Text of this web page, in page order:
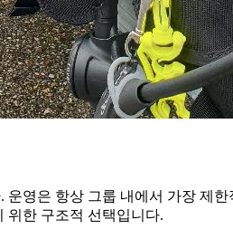
영은 항상 그룹 내에서 가장 제
위한 구조적 선택입니다.